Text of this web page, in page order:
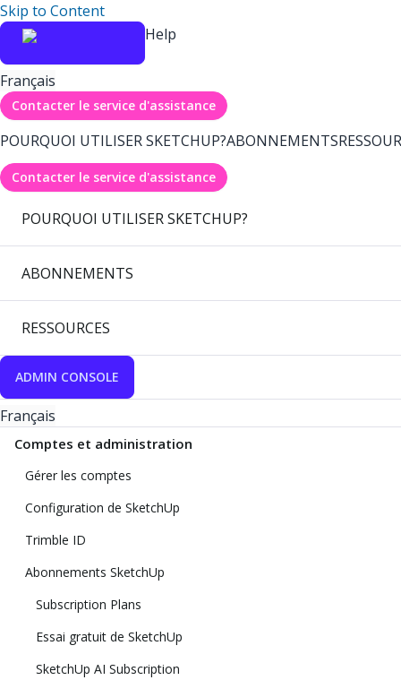
Skip to Content
Help
Français
Contacter le service d'assistance
POURQUOI UTILISER SKETCHUP?ABONNEMENTS
Contacter le service d'assistance
POURQUOI UTILISER SKETCHUP?
ABONNEMENTS
RESSOURCES
ADMIN CONSOLE
Français
Comptes et administration
Gérer les comptes
Configuration de SketchUp
Trimble ID
Abonnements SketchUp
Subscription Plans
Essai gratuit de SketchUp
SketchUp AI Subscription